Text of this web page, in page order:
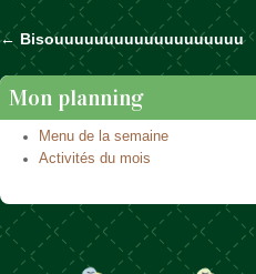
Naviguer dans les
← Bisouuuuuuuuuuuuuuuuuuu
Mon planning
Menu de la semaine
Activités du mois